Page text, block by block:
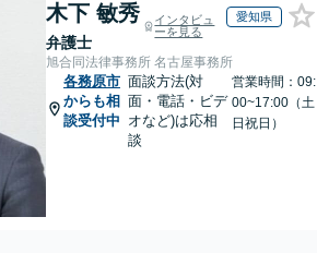
木下 敏秀
弁護士
インタビュ
ーを見る
愛知県
旭合同法律事務所 名古屋事務所
各務原市
からも相
談受付中
面談方法(対
面・電話・ビデ
オなど)は応相
談
営業時間：09:
00~17:00（土
日祝日）